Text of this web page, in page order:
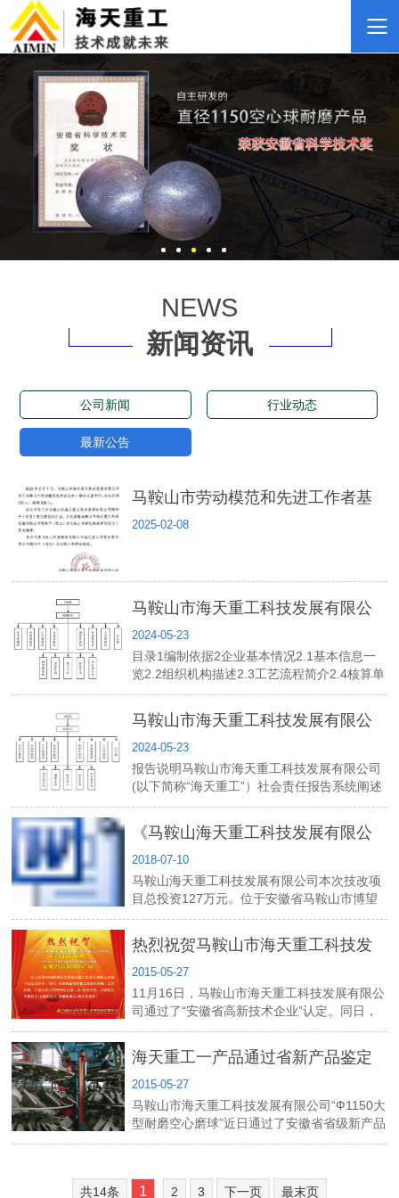
NEWS
新闻资讯
公司新闻 行业动态
最新公告
马鞍山市劳动模范和先进工作者基
层公示
2025-02-08
马鞍山市海天重工科技发展有限公
司2023年度温室气体排放报告
2024-05-23
目录1编制依据2企业基本情况2.1基本信息一
览2.2组织机构描述2.3工艺流程简介2.4核算单
元划分及排放源识别3温室气体排放3.1各排放
源分项计算3.2汇总表4活动数据及来源说明4.1
化石燃料活动水平数据及来源4.2净购入电力...
马鞍山市海天重工科技发展有限公
司社会责任报告
2024-05-23
报告说明马鞍山市海天重工科技发展有限公司
(以下简称“海天重工”）社会责任报告系统阐述
了马鞍山市海天重工科技发展有限公司积极履
行社会责任，推进可持续发展、创造财富、回
报社会、成就员工，追求经济、社会、环...
《马鞍山海天重工科技发展有限公
司年产3万吨机械配备件技术改造项
目》竣工环境保护验收公示
2018-07-10
马鞍山海天重工科技发展有限公司本次技改项
目总投资127万元。位于安徽省马鞍山市博望
高新区新市工业园，项目占地面积4.1925公
顷，建设标准化厂房面积2500平方米，本项目
建成后可形成年产3万吨机械配备件的生产能
力。...
热烈祝贺马鞍山市海天重工科技发
展有限公司被认定为安徽省高新技
术企业！
2015-05-27
11月16日，马鞍山市海天重工科技发展有限公
司通过了“安徽省高新技术企业”认定。同日，
专利产品混凝土专用搅拌叶获得安徽省“高新技
术产品”称号。
海天重工一产品通过省新产品鉴定
评审
2015-05-27
马鞍山市海天重工科技发展有限公司“Ф1150大
型耐磨空心磨球”近日通过了安徽省省级新产品
评审认定。根据《关于进一步做好新产品新技
号），按照省级新产品确认条件，马鞍山...
共14条
1 2 3 下一页 最末页